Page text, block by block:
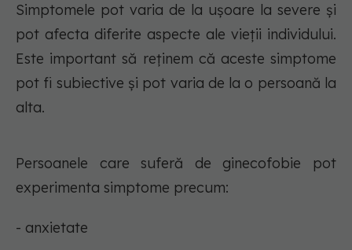
Simptomele pot varia de la ușoare la severe și
pot afecta diferite aspecte ale vieții individului.
Este important să reținem că aceste simptome
pot fi subiective și pot varia de la o persoană la
alta.
Persoanele care suferă de ginecofobie pot
experimenta simptome precum:
- anxietate